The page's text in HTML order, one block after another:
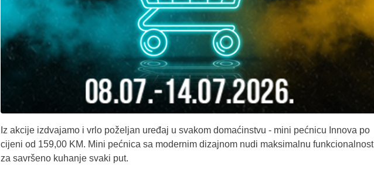
Iz akcije izdvajamo i vrlo poželjan uređaj u svakom domaćinstvu - mini pećnicu Innova po
cijeni od 159,00 KM. Mini pećnica sa modernim dizajnom nudi maksimalnu funkcionalnost
za savršeno kuhanje svaki put.